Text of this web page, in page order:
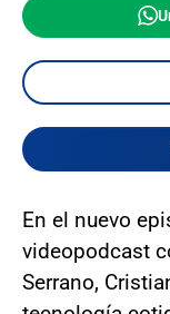
En el nuevo
videopodcast
Serrano,